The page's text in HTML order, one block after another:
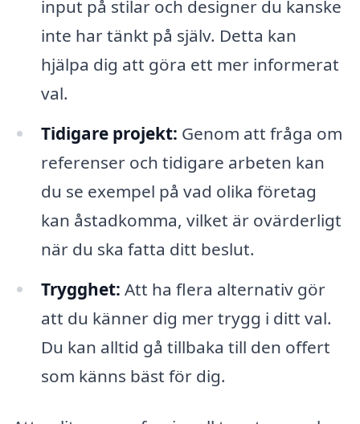
input på stilar och designer du kanske
inte har tänkt på själv. Detta kan
hjälpa dig att göra ett mer informerat
val.
Tidigare projekt: Genom att fråga om
referenser och tidigare arbeten kan
du se exempel på vad olika företag
kan åstadkomma, vilket är ovärderligt
när du ska fatta ditt beslut.
Trygghet: Att ha flera alternativ gör
att du känner dig mer trygg i ditt val.
Du kan alltid gå tillbaka till den offert
som känns bäst för dig.